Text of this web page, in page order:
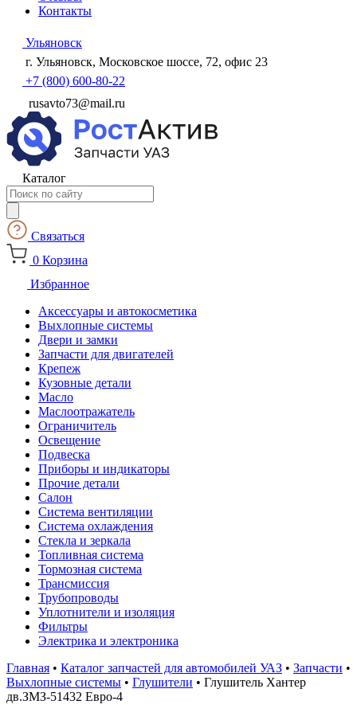
Контакты
Ульяновск
г. Ульяновск, Московское шоссе, 72, офис 23
+7 (800) 600-80-22
rusavto73@mail.ru
Каталог
Поиск
товаров
Связаться
0 Корзина
Избранное
Аксессуары и автокосметика
Выхлопные системы
Двери и замки
Запчасти для двигателей
Крепеж
Кузовные детали
Масло
Маслоотражатель
Ограничитель
Освещение
Подвеска
Приборы и индикаторы
Прочие детали
Салон
Система вентиляции
Система охлаждения
Стекла и зеркала
Топливная система
Тормозная система
Трансмиссия
Трубопроводы
Уплотнители и изоляция
Фильтры
Электрика и электроника
Главная • Каталог запчастей для автомобилей УАЗ • Запчасти •
Выхлопные системы • Глушители • Глушитель Хантер
дв.ЗМЗ-51432 Евро-4